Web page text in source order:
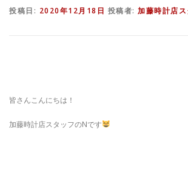
投稿日: 2020年12月18日 投稿者: 加藤時計店ス
皆さんこんにちは！
加藤時計店スタッフのNです